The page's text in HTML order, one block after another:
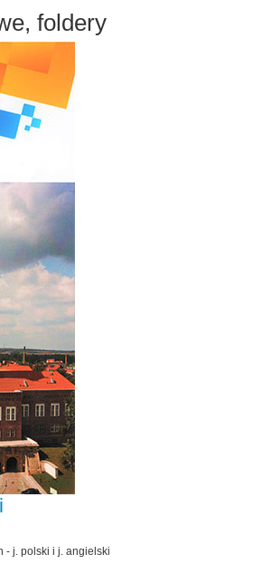
foldery
- j. polski i j. angielski